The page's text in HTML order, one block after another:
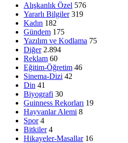
Alışkanlık Özel 576
Yararlı Bilgiler 319
Kadın 182
Gündem 175
Yazılım ve Kodlama 75
Diğer 2.894
Reklam 60
Eğitim-Öğretim 46
Sinema-Dizi 42
Din 41
Biyografi 30
Guinness Rekorları 19
Hayvanlar Alemi 8
Spor 4
Bitkiler 4
Hikayeler-Masallar 16